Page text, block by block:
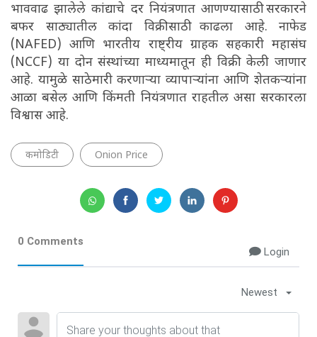
भाववाढ झालेले कांद्याचे दर नियंत्रणात आणण्यासाठी सरकारने
बफर साठ्यातील कांदा विक्रीसाठी काढला आहे. नाफेड
(NAFED) आणि भारतीय राष्ट्रीय ग्राहक सहकारी महासंघ
(NCCF) या दोन संस्थांच्या माध्यमातून ही विक्री केली जाणार
आहे. यामुळे साठेमारी करणाऱ्या व्यापाऱ्यांना आणि शेतकऱ्यांना
आळा बसेल आणि किंमती नियंत्रणात राहतील असा सरकारला
विश्वास आहे.
कमोडिटी Onion Price
0 Comments
Login
Newest